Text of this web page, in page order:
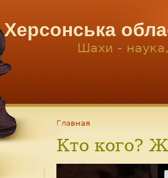
Херсонська
Шахи -
Главная
Кто кого?